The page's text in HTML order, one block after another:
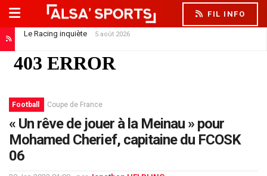
FIL INFO
Le Racing inquiète 5 août 2026
Football Coupe de France
« Un rêve de jouer à la Meinau » pour
Mohamed Cherief, capitaine du FCOSK
06